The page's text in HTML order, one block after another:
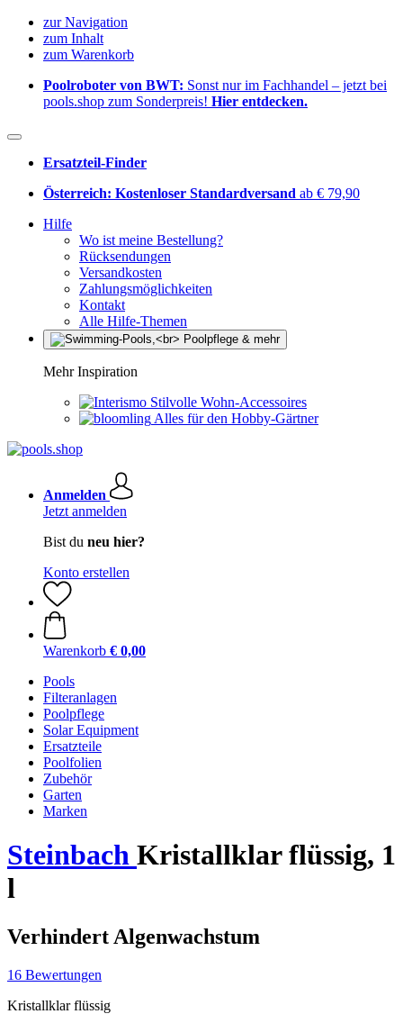
zur Navigation
zum Inhalt
zum Warenkorb
Poolroboter von BWT: Sonst nur im Fachhandel – jetzt bei
pools.shop zum Sonderpreis! Hier entdecken.
Ersatzteil-Finder
Österreich: Kostenloser Standardversand ab € 79,90
Hilfe
Wo ist meine Bestellung?
Rücksendungen
Versandkosten
Zahlungsmöglichkeiten
Kontakt
Alle Hilfe-Themen
Mehr Inspiration
Stilvolle Wohn-Accessoires
Alles für den Hobby-Gärtner
Anmelden
Jetzt anmelden
Bist du neu hier?
Konto erstellen
Warenkorb € 0,00
Pools
Filteranlagen
Poolpflege
Solar Equipment
Ersatzteile
Poolfolien
Zubehör
Garten
Marken
Steinbach Kristallklar flüssig, 1
l
Verhindert Algenwachstum
16 Bewertungen
Kristallklar flüssig